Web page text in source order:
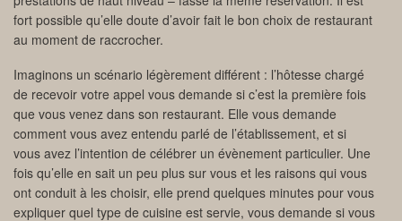
fort possible qu’elle doute d’avoir fait le bon choix de restaurant
au moment de raccrocher.
Imaginons un scénario légèrement différent : l’hôtesse chargé
de recevoir votre appel vous demande si c’est la première fois
que vous venez dans son restaurant. Elle vous demande
comment vous avez entendu parlé de l’établissement, et si
vous avez l’intention de célébrer un évènement particulier. Une
fois qu’elle en sait un peu plus sur vous et les raisons qui vous
ont conduit à les choisir, elle prend quelques minutes pour vous
expliquer quel type de cuisine est servie, vous demande si vous